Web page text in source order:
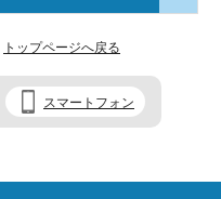
トップページへ戻る
スマートフォン